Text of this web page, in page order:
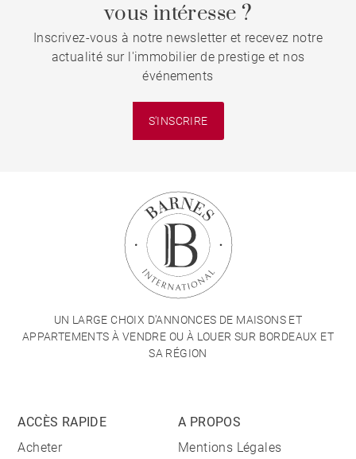
vous intéresse ?
Inscrivez-vous à notre newsletter et recevez notre
actualité sur l'immobilier de prestige et nos
événements
S'INSCRIRE
UN LARGE CHOIX D'ANNONCES DE MAISONS ET
APPARTEMENTS À VENDRE OU À LOUER SUR BORDEAUX ET
SA RÉGION
ACCÈS RAPIDE
Acheter
A PROPOS
Mentions Légales